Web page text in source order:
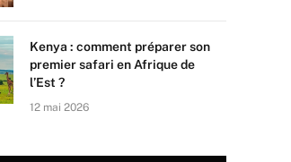
Kenya : comment préparer son
premier safari en Afrique de
l’Est ?
12 mai 2026